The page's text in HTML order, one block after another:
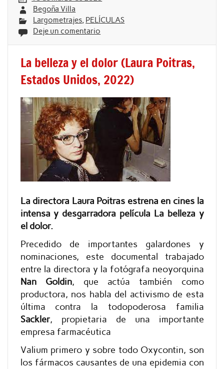
Begoña Villa
Largometrajes, PELÍCULAS
Deje un comentario
La belleza y el dolor (Laura Poitras,
Estados Unidos, 2022)
La directora Laura Poitras estrena en cines la
intensa y desgarradora película La belleza y
el dolor.
Precedido de importantes galardones y
nominaciones, este documental trabajado
entre la directora y la fotógrafa neoyorquina
Nan Goldin, que actúa también como
productora, nos habla del activismo de esta
última contra la todopoderosa familia
Sackler, propietaria de una importante
empresa farmacéutica
Valium primero y sobre todo Oxycontin, son
los fármacos causantes de una epidemia con